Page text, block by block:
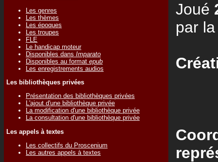
Les genres
Les thèmes
Les époques
Les troupes
FLE
Le handicap moteur
Disponibles dans Imparato
Disponibles au format epub
Les enregistrements audios
Les bibliothèques privées
Présentation des bibliothèques privées
L'ajout d'une bibliothèque privée
La modification d'une bibliothèque privée
La consultation d'une bibliothèque privée
Les appels à textes
Les collectifs du Proscenium
Les autres appels à textes
Joué
par